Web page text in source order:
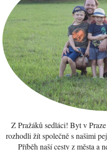
Z Pražáků sedláci! Byt v
rozhodli žít společně s našimi
Příběh naší cesty z města a